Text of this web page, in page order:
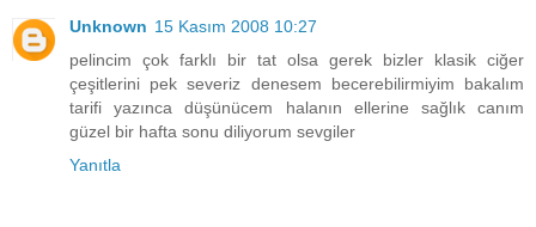
Unknown 15 Kasım 2008 10:27
pelincim çok farklı bir tat olsa gerek bizler klasik ciğer
çeşitlerini pek severiz denesem becerebilirmiyim bakalım
tarifi yazınca düşünücem halanın ellerine sağlık canım
güzel bir hafta sonu diliyorum sevgiler
Yanıtla